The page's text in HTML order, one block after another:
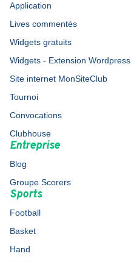
Application
Lives commentés
Widgets gratuits
Widgets - Extension Wordpress
Site internet MonSiteClub
Tournoi
Convocations
Clubhouse
Entreprise
Blog
Groupe Scorers
Sports
Football
Basket
Hand